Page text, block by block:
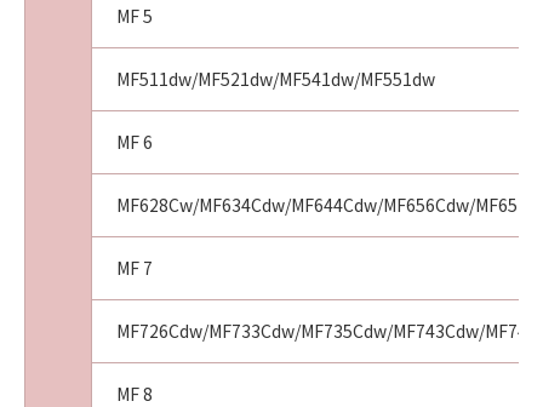
一部を自らまたは第三者のために商標、商号、
サービスマークその他の商品表示に利用し、登
た、第三者にこのような行為をさせてはなりま
せん。
お客様は、「コンテンツデータ」を、キヤノ
ン、キヤノンの子会社、もしくはキヤノンのラ
イセンサーのイメージを損なう行為のために利
用すること、またはその他キヤノンが不適切と
判断する目的で利用することはできません。ま
た、第三者にこのような行為をさせてはなりま
MF 5
MF511dw/MF521dw/MF541dw/MF551dw
MF 6
MF628Cw/MF634Cdw/MF644Cdw/MF656Cdw/
MF 7
MF726Cdw/MF733Cdw/MF735Cdw/MF743Cdw/
MF 8